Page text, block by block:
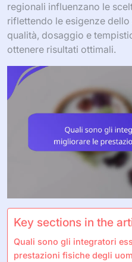
regionali influenzano le
riflettendo le esigenze
qualità, dosaggio e
ottenere risultati ottimali.
Key sections in the
Quali sono gli integratori
prestazioni fisiche degli